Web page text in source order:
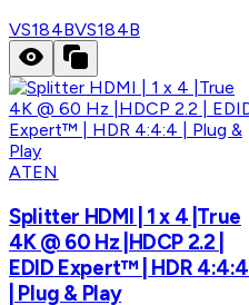
VS184BVS184B
ATEN
Splitter HDMI | 1 x 4 |True
4K @ 60 Hz |HDCP 2.2 |
EDID Expert™ | HDR 4:4:4
| Plug & Play